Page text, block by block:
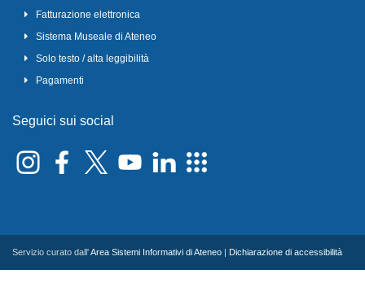
Fatturazione elettronica
Sistema Museale di Ateneo
Solo testo / alta leggibilità
Pagamenti
Seguici sui social
Servizio curato dall'Area Sistemi Informativi di Ateneo Dichiarazione di accessibilità